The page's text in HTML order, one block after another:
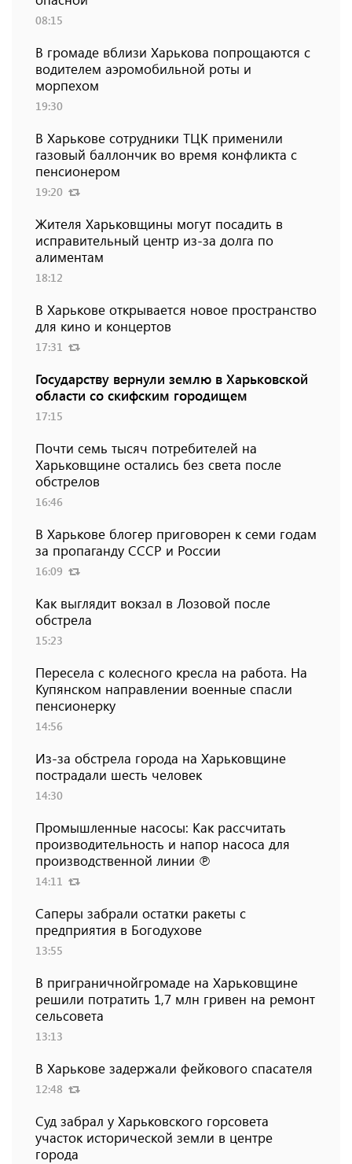
08:15
В громаде вблизи Харькова попрощаются с
водителем аэромобильной роты и
морпехом
19:30
В Харькове сотрудники ТЦК применили
газовый баллончик во время конфликта с
пенсионером
19:20
Жителя Харьковщины могут посадить в
исправительный центр из-за долга по
алиментам
18:12
В Харькове открывается новое пространство
для кино и концертов
17:31
Государству вернули землю в Харьковской
области со скифским городищем
17:15
Почти семь тысяч потребителей на
Харьковщине остались без света после
обстрелов
16:46
В Харькове блогер приговорен к семи годам
за пропаганду СССР и России
16:09
Как выглядит вокзал в Лозовой после
обстрела
15:23
Пересела с колесного кресла на работа. На
Купянском направлении военные спасли
пенсионерку
14:56
Из-за обстрела города на Харьковщине
пострадали шесть человек
14:30
Промышленные насосы: Как рассчитать
производительность и напор насоса для
производственной линии ℗
14:11
Саперы забрали остатки ракеты с
предприятия в Богодухове
13:55
В приграничнойгромаде на Харьковщине
решили потратить 1,7 млн ​​гривен на ремонт
сельсовета
13:13
В Харькове задержали фейкового спасателя
12:48
Суд забрал у Харьковского горсовета
участок исторической земли в центре
города